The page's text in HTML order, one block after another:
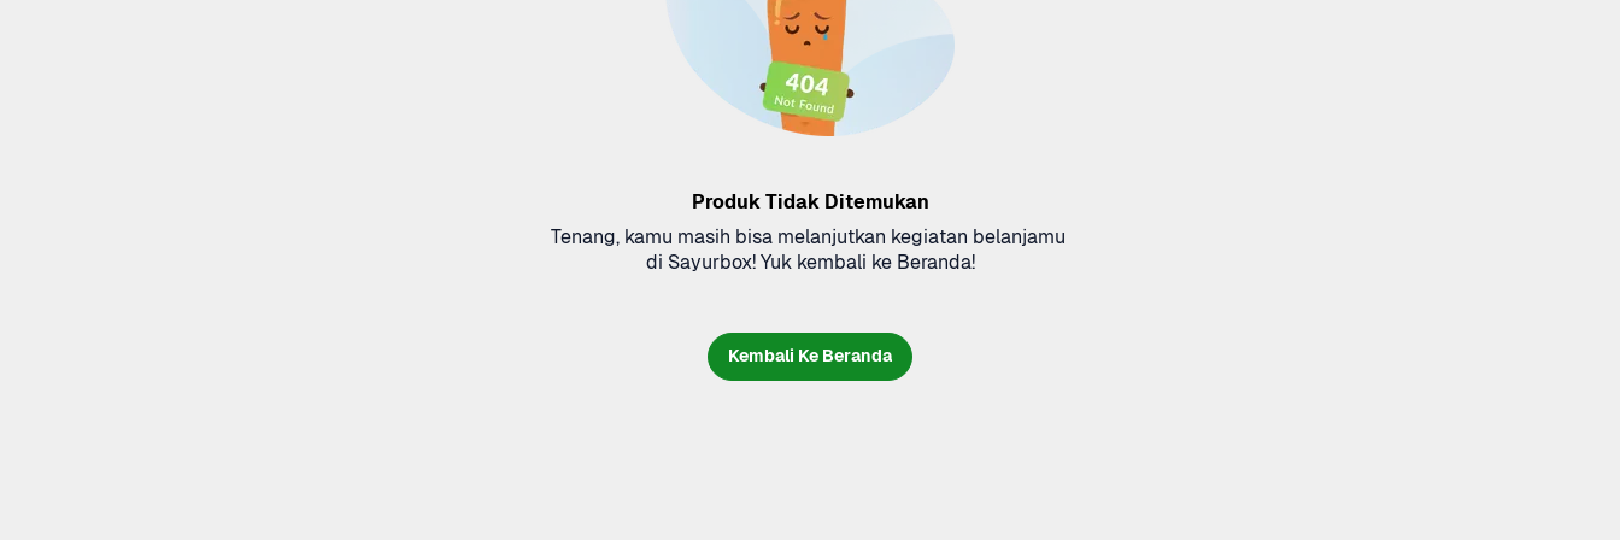
Produk Tidak Ditemukan
Tenang, kamu masih bisa melanjutkan kegiatan belanjamu
di Sayurbox! Yuk kembali ke Beranda!
Kembali Ke Beranda